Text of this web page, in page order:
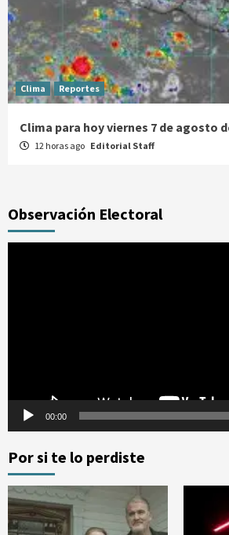
Clima Reportes
Clima para hoy viernes 7 de agosto
12 horas ago Editorial Staff
Observación Electoral
00:00
Por si te lo perdiste